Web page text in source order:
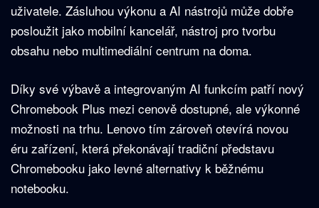
uživatele. Zásluhou výkonu a AI nástrojů může dobře
posloužit jako mobilní kancelář, nástroj pro tvorbu
obsahu nebo multimediální centrum na doma.
Díky své výbavě a integrovaným AI funkcím patří nový
Chromebook Plus mezi cenově dostupné, ale výkonné
možnosti na trhu. Lenovo tím zároveň otevírá novou
éru zařízení, která překonávají tradiční představu
Chromebooku jako levné alternativy k běžnému
notebooku.